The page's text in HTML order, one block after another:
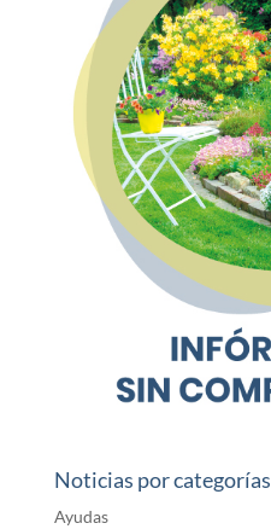
Noticias por categorías
Ayudas